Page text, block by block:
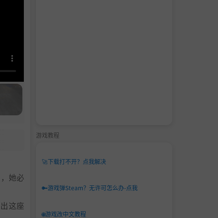
她必
这座
游戏教程
🚀下载打不开？点我解决
🔑游戏弹Steam？无许可怎么办-点我
🌐游戏改中文教程